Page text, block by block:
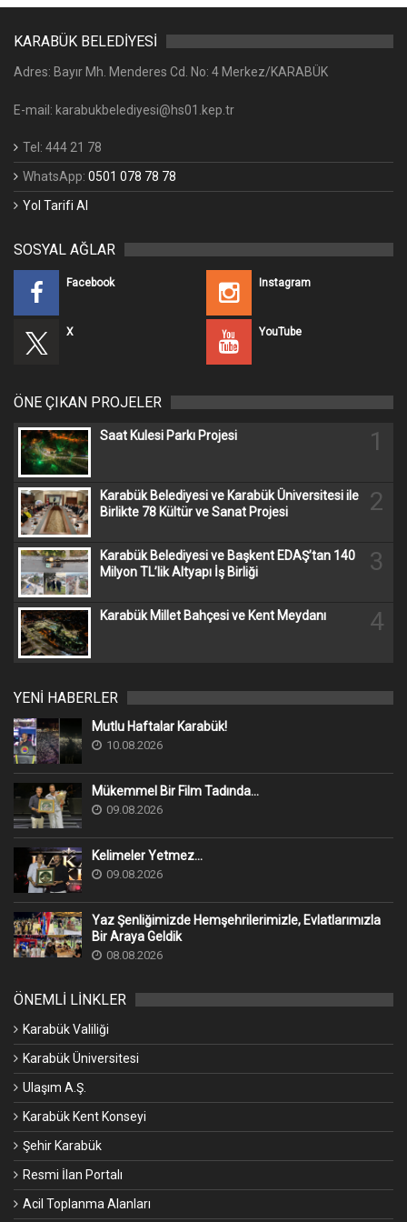
KARABÜK BELEDİYESİ
Adres: Bayır Mh. Menderes Cd. No: 4 Merkez/KARABÜK
E-mail: karabukbelediyesi@hs01.kep.tr
Tel: 444 21 78
WhatsApp: 0501 078 78 78
Yol Tarifi Al
SOSYAL AĞLAR
Facebook Instagram
X YouTube
ÖNE ÇIKAN PROJELER
Saat Kulesi Parkı Projesi 1
Karabük Belediyesi ve Karabük Üniversitesi ile
Birlikte 78 Kültür ve Sanat Projesi
2
Karabük Belediyesi ve Başkent EDAŞ’tan 140
Milyon TL’lik Altyapı İş Birliği
3
Karabük Millet Bahçesi ve Kent Meydanı 4
YENİ HABERLER
Mutlu Haftalar Karabük!
10.08.2026
Mükemmel Bir Film Tadında...
09.08.2026
Kelimeler Yetmez...
09.08.2026
Yaz Şenliğimizde Hemşehrilerimizle, Evlatlarımızla
Bir Araya Geldik
08.08.2026
ÖNEMLİ LİNKLER
Karabük Valiliği
Karabük Üniversitesi
Ulaşım A.Ş.
Karabük Kent Konseyi
Şehir Karabük
Resmi İlan Portalı
Acil Toplanma Alanları